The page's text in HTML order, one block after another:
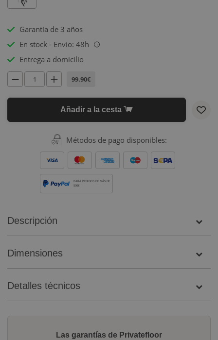
Garantía de 3 años
En stock - Envío: 48h
i
Entrega a domicilio
99.90€
Añadir a la cesta
Métodos de pago disponibles:
PARA PEDIDOS DE MÁS DE
500€
Descripción
Dimensiones
Detalles técnicos
Las garantías de Privatefloor